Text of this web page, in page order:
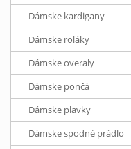
Dámske kardigany
Dámske roláky
Dámske overaly
Dámske pončá
Dámske plavky
Dámske spodné prádlo